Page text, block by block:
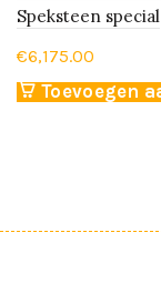
Speksteen special
€6,175.00
Toevoegen